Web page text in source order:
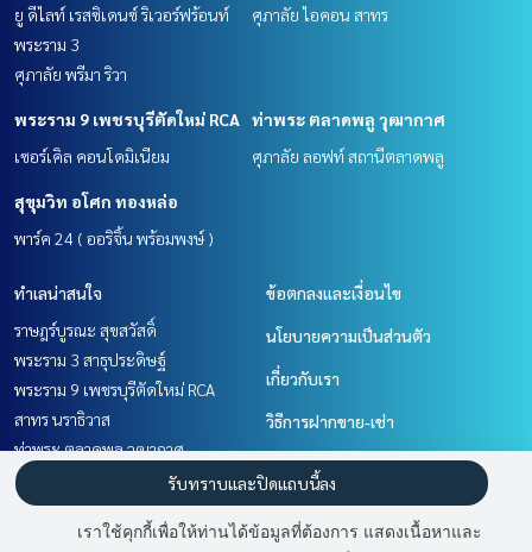
ยู ดีไลท์ เรสซิเดนซ์ ริเวอร์ฟร้อนท์
พระราม 3
ศุภาลัย พรีมา ริวา
ศุภาลัย ไอคอน สาทร
พระราม 9 เพชรบุรีตัดใหม่ RCA
เซอร์เคิล คอนโดมิเนียม
ท่าพระ ตลาดพลู วุฒากาศ
ศุภาลัย ลอฟท์ สถานีตลาดพลู
สุขุมวิท อโศก ทองหล่อ
พาร์ค 24 ( ออริจิ้น พร้อมพงษ์ )
ทำเลน่าสนใจ
ราษฎร์บูรณะ สุขสวัสดิ์
พระราม 3 สาธุประดิษฐ์
พระราม 9 เพชรบุรีตัดใหม่ RCA
สาทร นราธิวาส
ท่าพระ ตลาดพลู วุฒากาศ
สุขุมวิท อโศก ทองหล่อ
วิทยุ ชิดลม หลังสวน
เลียบทางด่วนรามอินทรา
ข้อตกลงและเงื่อนไข
นโยบายความเป็นส่วนตัว
เกี่ยวกับเรา
วิธีการฝากขาย-เช่า
ติดต่อ
เราใช้คุกกี้เพื่อให้ท่านได้ข้อมูลที่ต้องการ แสดงเนื้อหาและ
รับทราบและปิดแถบนี้ลง